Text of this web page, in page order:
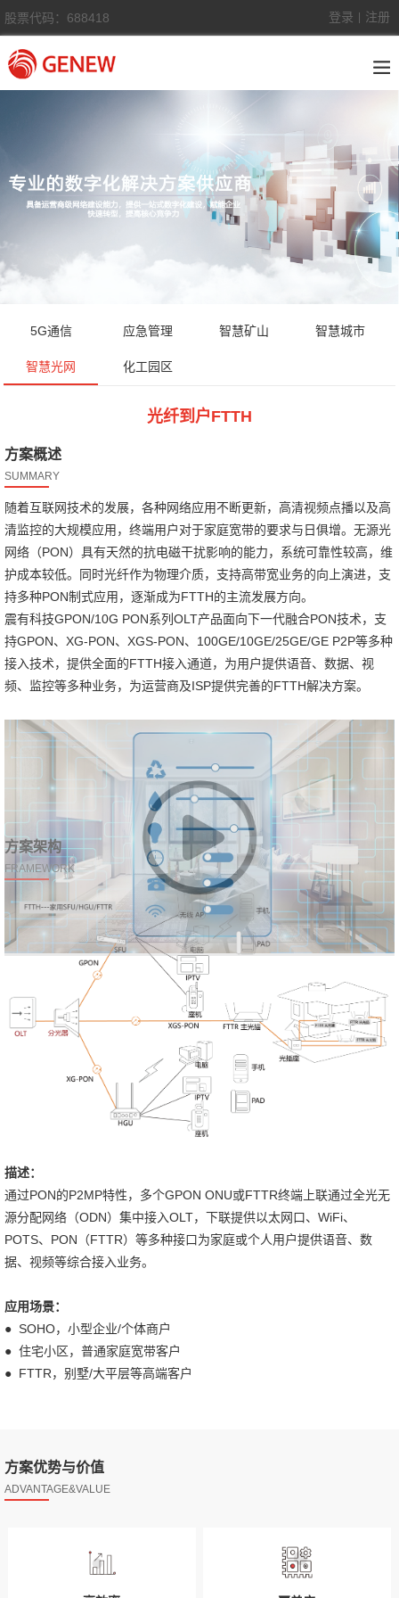
股票代码：688418 登录 注册
5G通信 应急管理 智慧矿山 智慧城市
智慧光网 化工园区
光纤到户FTTH
方案概述
SUMMARY
随着互联网技术的发展，各种网络应用不断更新，高清视频点播以及高
清监控的大规模应用，终端用户对于家庭宽带的要求与日俱增。无源光
网络（PON）具有天然的抗电磁干扰影响的能力，系统可靠性较高，维
护成本较低。同时光纤作为物理介质，支持高带宽业务的向上演进，支
持多种PON制式应用，逐渐成为FTTH的主流发展方向。
震有科技GPON/10G PON系列OLT产品面向下一代融合PON技术，支
持GPON、XG-PON、XGS-PON、100GE/10GE/25GE/GE P2P等多种
接入技术，提供全面的FTTH接入通道，为用户提供语音、数据、视
频、监控等多种业务，为运营商及ISP提供完善的FTTH解决方案。
方案架构
FRAMEWORK
描述：
通过PON的P2MP特性，多个GPON ONU或FTTR终端上联通过全光无
源分配网络（ODN）集中接入OLT，下联提供以太网口、WiFi、
POTS、PON（FTTR）等多种接口为家庭或个人用户提供语音、数
据、视频等综合接入业务。
应用场景：
● SOHO，小型企业/个体商户
● 住宅小区，普通家庭宽带客户
● FTTR，别墅/大平层等高端客户
方案优势与价值
ADVANTAGE&VALUE